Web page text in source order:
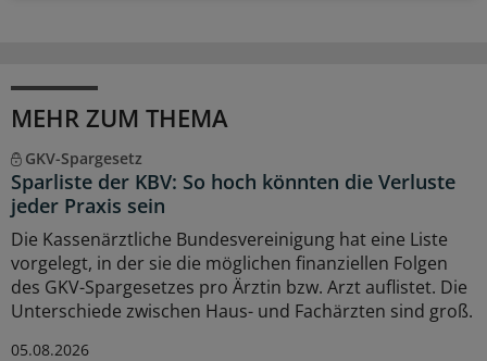
MEHR ZUM THEMA
GKV-Spargesetz
Sparliste der KBV: So hoch könnten die Verluste
jeder Praxis sein
Die Kassenärztliche Bundesvereinigung hat eine Liste
vorgelegt, in der sie die möglichen finanziellen Folgen
des GKV-Spargesetzes pro Ärztin bzw. Arzt auflistet. Die
Unterschiede zwischen Haus- und Fachärzten sind groß.
05.08.2026